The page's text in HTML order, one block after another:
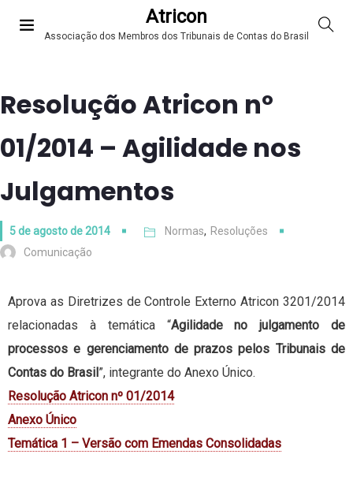
Atricon
Associação dos Membros dos Tribunais de Contas do Brasil
Resolução Atricon nº
01/2014 – Agilidade nos
Julgamentos
5 de agosto de 2014 Normas, Resoluções
Comunicação
Aprova as Diretrizes de Controle Externo Atricon 3201/2014
relacionadas à temática “Agilidade no julgamento de
processos e gerenciamento de prazos pelos Tribunais de
Contas do Brasil ”, integrante do Anexo Único.
Resolução Atricon nº 01/2014
Anexo Único
Temática 1 – Versão com Emendas Consolidadas